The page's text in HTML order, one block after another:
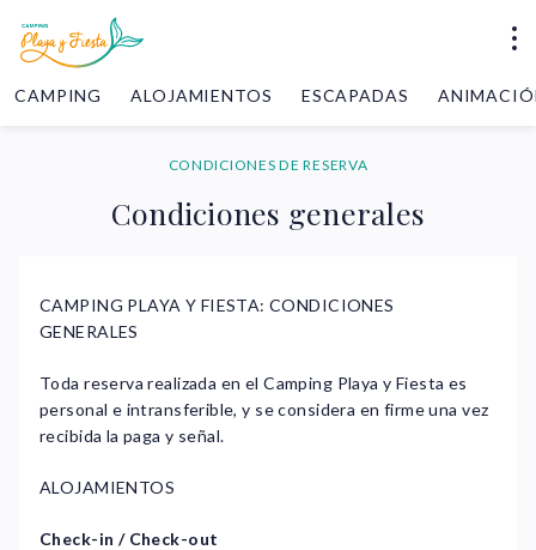
CAMPING ALOJAMIENTOS ESCAPADAS
CONDICIONES DE RESERVA
Condiciones generales
CAMPING PLAYA Y FIESTA: CONDICIONES
GENERALES
Toda reserva realizada en el Camping Playa y Fiesta es
personal e intransferible, y se considera en firme una vez
recibida la paga y señal.
ALOJAMIENTOS
Check-in / Check-out